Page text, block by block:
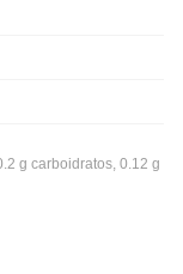
g carboidratos, 0.12 g